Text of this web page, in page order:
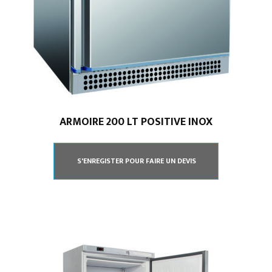
ARMOIRE 200 LT POSITIVE INOX
S'ENREGISTER POUR FAIRE UN DEVIS